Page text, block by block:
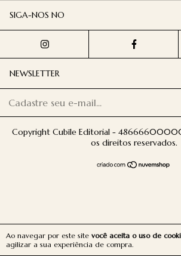
Ao navegar por este site você aceita o uso de
agilizar a sua experiência de compra.
SIGA-NOS NO
NEWSLETTER
Copyright Cubīle Editorial -
os direitos reservados.